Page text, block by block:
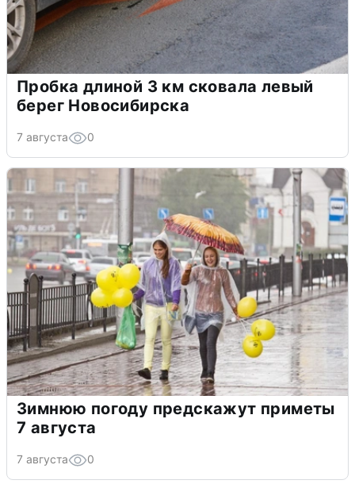
Пробка длиной 3 км сковала левый
берег Новосибирска
7 августа 0
Зимнюю погоду предскажут приметы
7 августа
7 августа 0